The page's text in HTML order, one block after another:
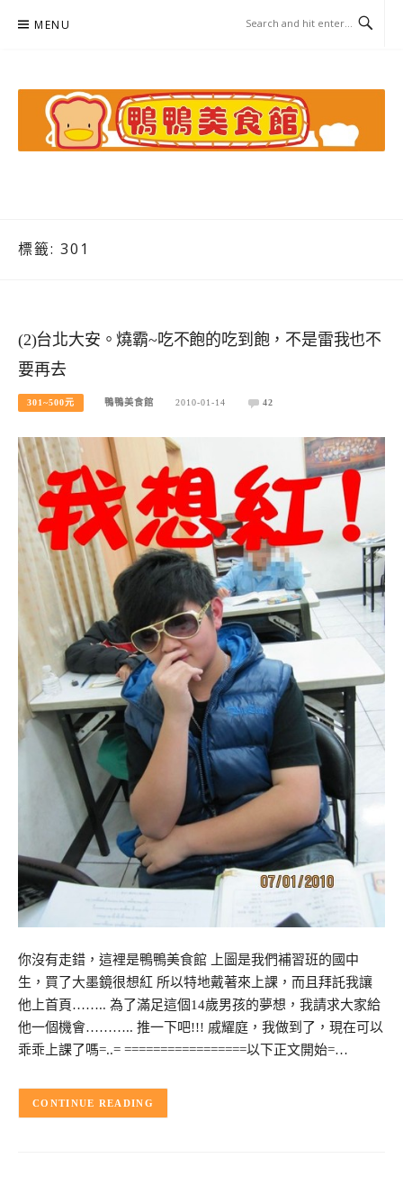
MENU
標籤: 301
(2)台北大安。燒霸~吃不飽的吃到飽，不是雷我也不
要再去
301~500元 鴨鴨美食館 2010-01-14 42
你沒有走錯，這裡是鴨鴨美食館 上圖是我們補習班的國中
生，買了大墨鏡很想紅 所以特地戴著來上課，而且拜託我讓
他上首頁…….. 為了滿足這個14歲男孩的夢想，我請求大家給
他一個機會……….. 推一下吧!!! 戚耀庭，我做到了，現在可以
乖乖上課了嗎=..= =================以下正文開始=…
CONTINUE READING